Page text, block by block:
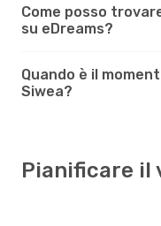
Come posso
su eDreams?
Quando è il
Siwea?
Pianificare il